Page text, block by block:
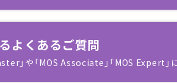
よくあるご質問
」や「MOS Associate」「MOS Expert